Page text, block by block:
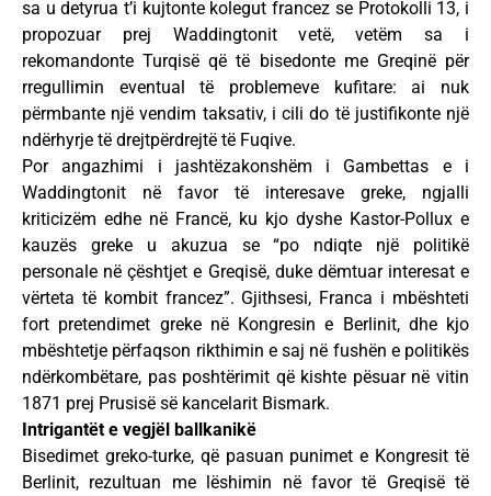
sa u detyrua t’i kujtonte kolegut francez se Protokolli 13, i
propozuar prej Waddingtonit vetë, vetëm sa i
rekomandonte Turqisë që të bisedonte me Greqinë për
rregullimin eventual të problemeve kufitare: ai nuk
përmbante një vendim taksativ, i cili do të justifikonte një
ndërhyrje të drejtpërdrejtë të Fuqive.
Por angazhimi i jashtëzakonshëm i Gambettas e i
Waddingtonit në favor të interesave greke, ngjalli
kriticizëm edhe në Francë, ku kjo dyshe Kastor-Pollux e
kauzës greke u akuzua se “po ndiqte një politikë
personale në çështjet e Greqisë, duke dëmtuar interesat e
vërteta të kombit francez”. Gjithsesi, Franca i mbështeti
fort pretendimet greke në Kongresin e Berlinit, dhe kjo
mbështetje përfaqson rikthimin e saj në fushën e politikës
ndërkombëtare, pas poshtërimit që kishte pësuar në vitin
1871 prej Prusisë së kancelarit Bismark.
Intrigantët e vegjël ballkanikë
Bisedimet greko-turke, që pasuan punimet e Kongresit të
Berlinit, rezultuan me lëshimin në favor të Greqisë të